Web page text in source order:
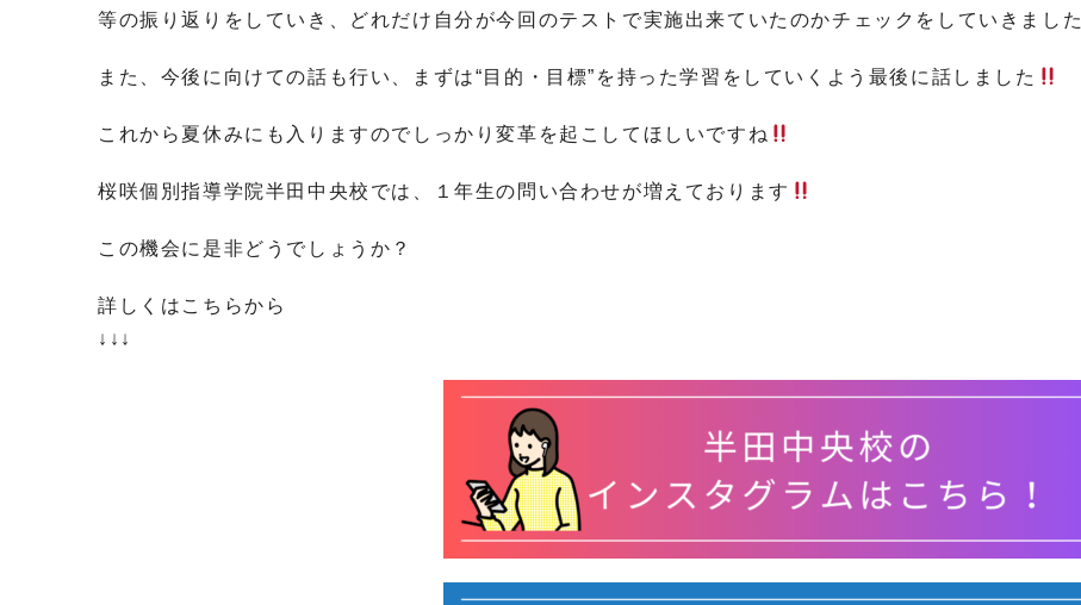
等の振り返りをしていき、どれだけ自分が今回のテストで実施出来ていたのかチェックをしていきました
また、今後に向けての話も行い、まずは“目的・目標”を持った学習をしていくよう最後に話しました
これから夏休みにも入りますのでしっかり変革を起こしてほしいですね
桜咲個別指導学院半田中央校では、１年生の問い合わせが増えております
この機会に是非どうでしょうか？
詳しくはこちらから
↓↓↓